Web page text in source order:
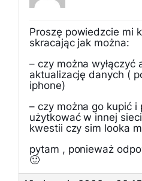
Proszę powiedzcie mi
skracając jak można:
– czy można wyłączyć
aktualizację danych (
iphone)
– czy można go kupić i
użytkować w innej
kwestii czy sim looka
pytam , ponieważ
🙂